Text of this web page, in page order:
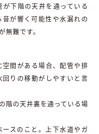
下階の天井を通っている
が響く可能性や水漏れの
無難です。
間がある場合、配管や排
りの移動がしやすいと言
階の天井裏を通っている場
ースのこと。上下水道やガ